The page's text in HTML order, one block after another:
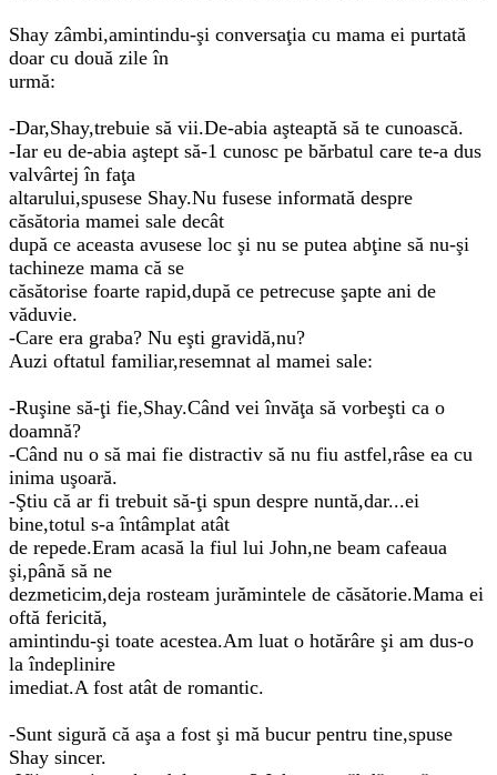
Shay zâmbi,amintindu-şi conversaţia cu mama ei purtată
doar cu două zile în
urmă:
-Dar,Shay,trebuie să vii.De-abia aşteaptă să te cunoască.
-Iar eu de-abia aştept să-1 cunosc pe bărbatul care te-a dus
valvârtej în faţa
altarului,spusese Shay.Nu fusese informată despre
căsătoria mamei sale decât
după ce aceasta avusese loc şi nu se putea abţine să nu-şi
tachineze mama că se
căsătorise foarte rapid,după ce petrecuse şapte ani de
văduvie.
-Care era graba? Nu eşti gravidă,nu?
Auzi oftatul familiar,resemnat al mamei sale:
-Ruşine să-ţi fie,Shay.Când vei învăţa să vorbeşti ca o
doamnă?
-Când nu o să mai fie distractiv să nu fiu astfel,râse ea cu
inima uşoară.
-Ştiu că ar fi trebuit să-ţi spun despre nuntă,dar...ei
bine,totul s-a întâmplat atât
de repede.Eram acasă la fiul lui John,ne beam cafeaua
şi,până să ne
dezmeticim,deja rosteam jurămintele de căsătorie.Mama ei
oftă fericită,
amintindu-şi toate acestea.Am luat o hotărâre şi am dus-o
la îndeplinire
imediat.A fost atât de romantic.
-Sunt sigură că aşa a fost şi mă bucur pentru tine,spuse
Shay sincer.